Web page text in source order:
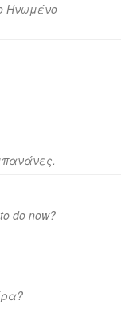
Ηνωμένο
do now?